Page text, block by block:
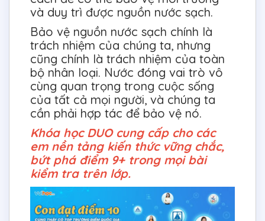
và duy trì được nguồn nước sạch.
Bảo vệ nguồn nước sạch chính là
trách nhiệm của chúng ta, nhưng
cũng chính là trách nhiệm của toàn
bộ nhân loại. Nước đóng vai trò vô
cùng quan trọng trong cuộc sống
của tất cả mọi người, và chúng ta
cần phải hợp tác để bảo vệ nó.
Khóa học DUO cung cấp cho các
em nền tảng kiến thức vững chắc,
bứt phá điểm 9+ trong mọi bài
kiểm tra trên lớp.